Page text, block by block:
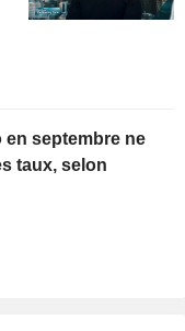
en septembre ne
taux, selon